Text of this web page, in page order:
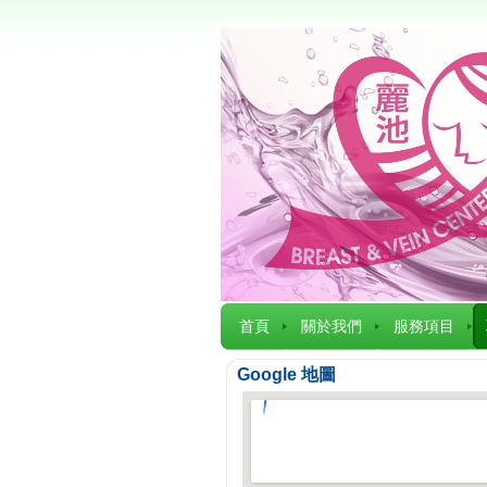
首頁 關於我們 服務項目
Google 地圖